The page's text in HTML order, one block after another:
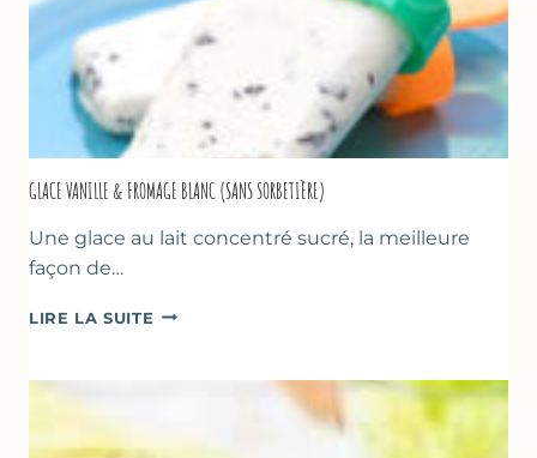
GLACE VANILLE & FROMAGE BLANC (SANS SORBETIÈRE)
Une glace au lait concentré sucré, la meilleure
façon de…
LIRE LA SUITE GLACE